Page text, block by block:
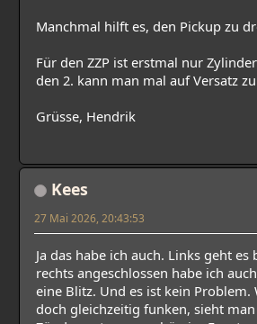
Manchmal hilft es, den Pickup zu
Für den ZZP ist erstmal nur
den 2. kann man mal auf Versatz
Grüsse, Hendrik
Kees
27 Mai 2026, 20:43:53
Ja das habe ich auch. Links geht
rechts angeschlossen habe ich
eine Blitz. Und es ist kein Problem.
doch gleichzeitig funken, sieht